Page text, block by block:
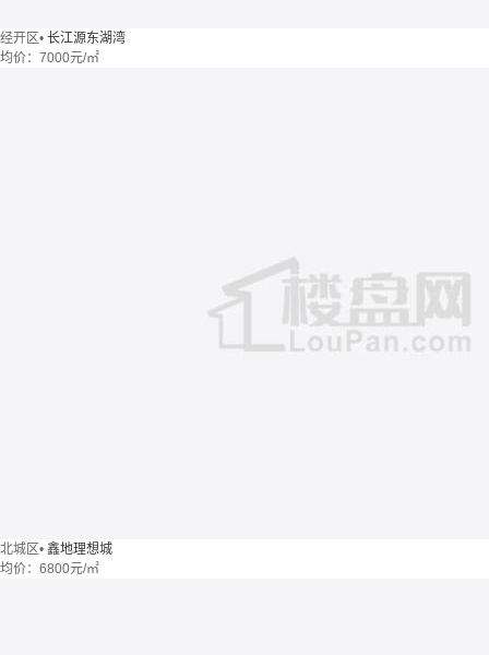
经开区• 长江源东湖湾
均价： 7000元/㎡
北城区• 鑫地理想城
均价： 6800元/㎡